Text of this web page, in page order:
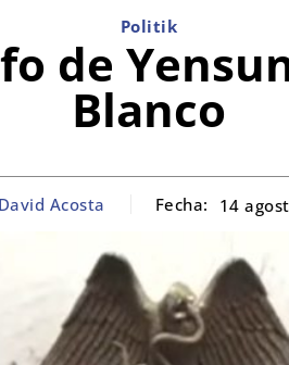
Politik
de
Blanco
David Acosta Fecha: 14